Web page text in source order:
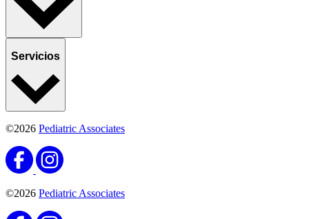
Servicios
©2026 Pediatric Associates
©2026 Pediatric Associates